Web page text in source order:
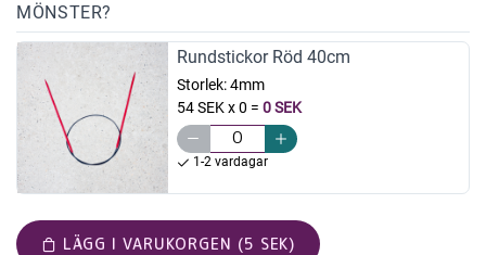
MÖNSTER?
Rundstickor Röd 40cm
Storlek:4mm
54 SEK x 0 = 0 SEK
1-2 vardagar
LÄGG I VARUKORGEN (5 SEK)